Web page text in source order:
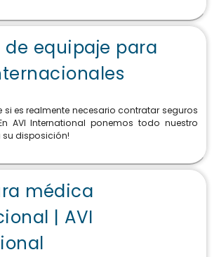
de equipaje para
si es realmente necesario contratar seguros
AVI International ponemos todo nuestro
disposición!
médica
| AVI